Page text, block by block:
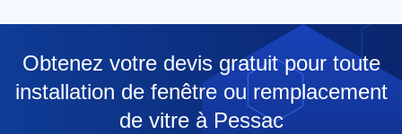
Obtenez votre devis gratuit pour toute
installation de fenêtre ou remplacement
de vitre à Pessac